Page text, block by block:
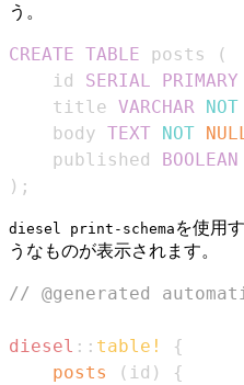
う。
CREATE TABLE posts
(
    id
SERIAL PRIMARY
    title
VARCHAR NOT
    body
TEXT NOT
    published
BOOLEAN
) ;
diesel print-schema を使用
うなものが表示されます。
// @generated
diesel :: table!
{
posts
( id )
{